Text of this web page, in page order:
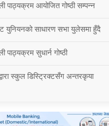
पाठ्यक्रम आयोजित गोष्ठी सम्पन्न
युनियनको साधारण सभा युलेसमा हुँदै
पाठ्यक्रम सुधार्न गोष्ठी
स्कुल डिस्ट्रिक्टसँग अन्तरकृया